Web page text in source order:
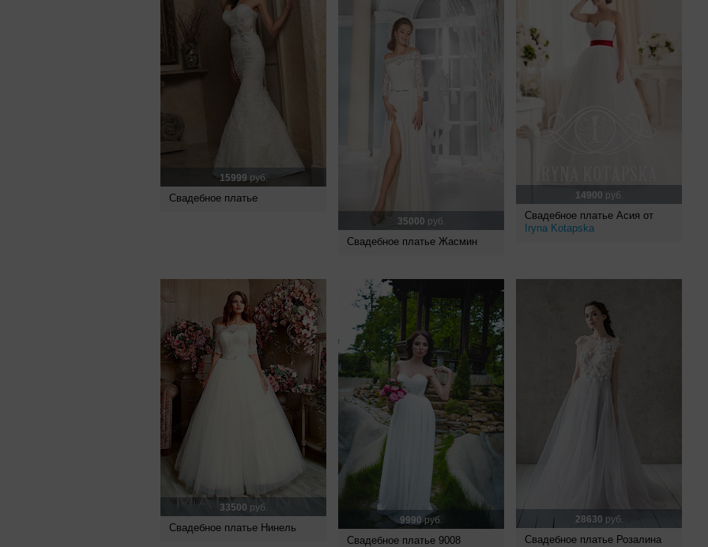
15999 руб.
Свадебное платье
35000 руб.
Свадебное платье Жасмин
14900 руб.
Свадебное платье Асия от
Iryna Kotapska
33500 руб.
Свадебное платье Нинель
9990руб.
Свадебное платье 9008
28630 руб.
Свадебное платье Розалина